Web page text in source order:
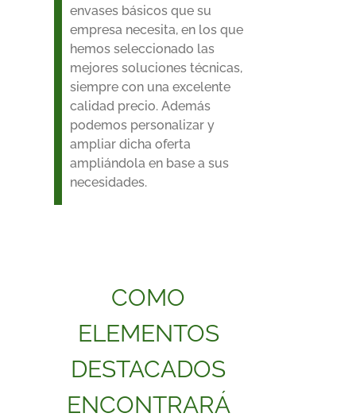
envases básicos que su
empresa necesita, en los que
hemos seleccionado las
mejores soluciones técnicas,
siempre con una excelente
calidad precio. Además
podemos personalizar y
ampliar dicha oferta
ampliándola en base a sus
necesidades.
COMO
ELEMENTOS
DESTACADOS
ENCONTRARÁ